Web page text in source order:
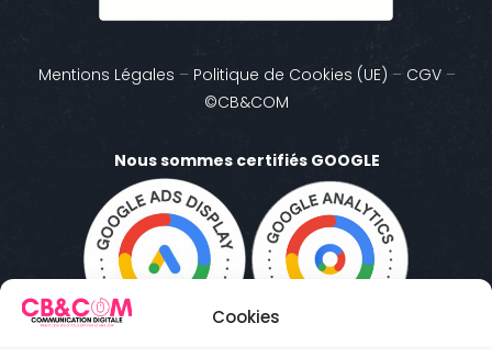
Cookies
Mentions Légales – Politique de Cookies (UE) – CGV–
©CB&COM
Nous sommes certifiés GOOGLE